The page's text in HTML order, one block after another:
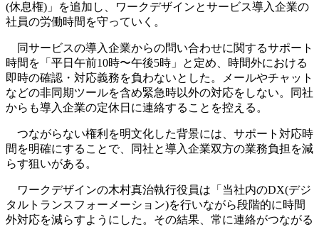
(休息権)」を追加し、ワークデザインとサービス導入企業の
社員の労働時間を守っていく。
同サービスの導入企業からの問い合わせに関するサポート
時間を「平日午前10時〜午後5時」と定め、時間外における
即時の確認・対応義務を負わないとした。メールやチャット
などの非同期ツールを含め緊急時以外の対応をしない。同社
からも導入企業の定休日に連絡することを控える。
つながらない権利を明文化した背景には、サポート対応時
間を明確にすることで、同社と導入企業双方の業務負担を減
らす狙いがある。
ワークデザインの木村真治執行役員は「当社内のDX(デジ
タルトランスフォーメーション)を行いながら段階的に時間
外対応を減らすようにした。その結果、常に連絡がつながる